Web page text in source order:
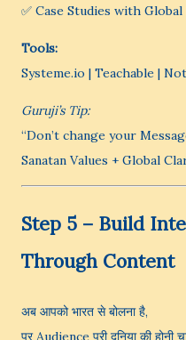
✅ Case Studies with Global
Tools:
Systeme.io | Teachable |
Guruji’s Tip:
“Don’t change your
Sanatan Values + Global
Step 5 – Build
Through Content
अब आपको भारत से बोलना है,
पर Audience पूरी दुनिया की होनी